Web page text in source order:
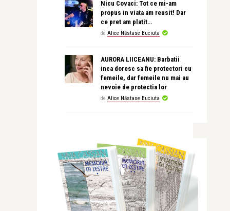
Nicu Covaci: Tot ce mi-am
propus in viata am reusit! Dar
ce pret am platit…
de Alice Năstase Buciuta
AURORA LIICEANU: Barbatii
inca doresc sa fie protectori cu
femeile, dar femeile nu mai au
nevoie de protectia lor
de Alice Năstase Buciuta